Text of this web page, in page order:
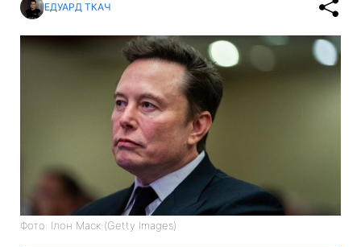
ЕДУАРД ТКАЧ
Фото: Ілон Маск (Getty Images)